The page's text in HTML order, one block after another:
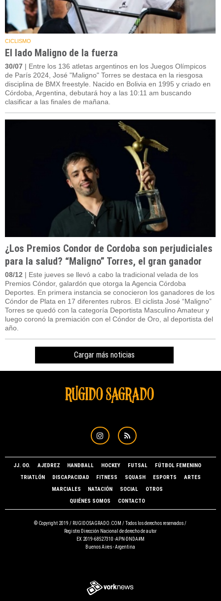
CICLISMO
El lado Maligno de la fuerza
30/07 | Entre los 136 atletas argentinos en los Juegos Olímpicos
de París 2024, José "Maligno" Torres se destaca en la riesgosa
disciplina de BMX freestyle. Nacido en Bolivia en 1995 y criado en
Córdoba, Argentina, debutará hoy a las 10:11 am buscando
clasificar a las finales de mañana.
¿Los Premios Condor de Cordoba son perjudiciales
para la salud? “Maligno” Torres, el gran ganador
08/12 | Este jueves se llevó a cabo la tradicional velada de los
Premios Cóndor, galardón que otorga la Agencia Córdoba
Deportes. En primera instancia se conocieron los ganadores de los
Cóndor de Plata en 17 diferentes rubros. El ciclista José “Maligno”
Torres se quedó con la categoría Deportista Masculino Amateur y
luego coronó la premiación con el Cóndor de Oro, al deportista del
año.
Cargar más noticias
JJ. OO. AJEDREZ HANDBALL HOCKEY FUTSAL
FÚTBOL FEMENINO
TRIATLÓN
DISCAPACIDAD FITNESS SQUASH ESPORTS
ARTES
MARCIALES
NATACIÓN SOCIAL
OTROS
QUIÉNES SOMOS
CONTACTO
© Copyright 2019 / RUGIDOSAGRADO.COM / Todos los derechos reservados /
Registro Dirección Nacional de derecho de autor
EX 2019-68527310 -APN-DNDA#M
Buenos Aires - Argentina